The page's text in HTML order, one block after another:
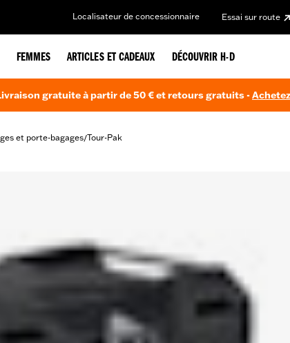
Localisateur de concessionnaire Essai sur route
FEMMES ARTICLES ET CADEAUX DÉCOUVRIR H-D
gratuite à partir de 50 € et retours gratuits -
et porte-bagages/Tour-Pak